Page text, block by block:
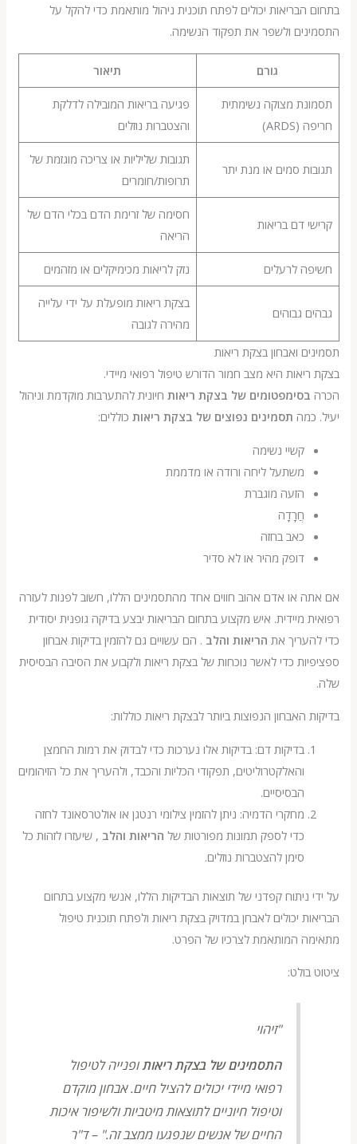
הבריאות יכולים לפתח תוכנית ניהול מותאמת כדי להקל על
ולשפר את תפקוד הנשימה.
מצוקה נשימתית
פגיעה בריאות המובילה לדלקת
והצטברות נוזלים
סמים או מנת יתר
תגובות שליליות או צריכה מוגזמת של
תרופות/חומרים
דם בריאות
חסימה של זרימת הדם בכלי הדם של
לרעלים נזק לריאות מכימיקלים או מזהמים
גבוהים
בצקת ריאות מופעלת על ידי עלייה
מהירה לגובה
ואבחון בצקת ריאות
היא מצב חמור הדורש טיפול רפואי מיידי.
בסימפטומים של בצקת ריאותחיונית להתערבות מוקדמת וניהול
תסמינים נפוצים של בצקת ריאותכוללים:
קשיי נשימה
משתעל ליחה ורודה או מדממת
הזעה מוגברת
כאב בחזה
דופק מהיר או לא סדיר
או אדם אהוב חווים אחד מהתסמינים הללו, חשוב לפנות לעזרה
מיידית. איש מקצוע בתחום הבריאות יבצע בדיקה גופנית יסודית
אתהריאות והלב. הם עשויים גם להזמין בדיקות אבחון
כדי לאשר נוכחות של בצקת ריאות ולקבוע את הסיבה הבסיסית
האבחון הנפוצות ביותר לבצקת ריאות כוללות:
בדיקות דם: בדיקות אלו נערכות כדי לבדוק את רמות החמצן
והאלקטרוליטים, תפקודי הכליות והכבד, ולהעריך את כל הזיהומים
מחקרי הדמיה: ניתן להזמין צילומי רנטגן או אולטרסאונד לחזה
כדי לספק תמונות מפורטות שלהריאות והלב, שיעזרו לזהות כל
סימן להצטברות נוזלים.
ניתוח קפדני של תוצאות הבדיקות הללו, אנשי מקצוע בתחום
יכולים לאבחן במדויק בצקת ריאות ולפתח תוכנית טיפול
המותאמת לצרכיו של הפרט.
התסמינים של בצקת ריאותופנייה לטיפול
רפואי מיידי יכולים להציל חיים. אבחון מוקדם
וטיפול חיוניים לתוצאות מיטביות ולשיפור איכות
החיים של אנשים שנפגעו ממצב זה." – ד"ר